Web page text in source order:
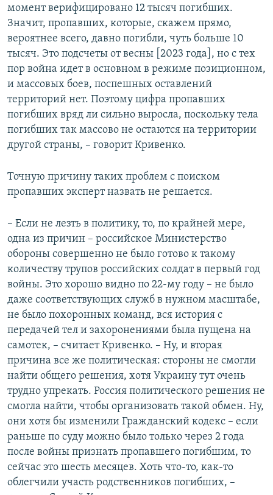
момент верифицировано 12 тысяч погибших.
Значит, пропавших, которые, скажем прямо,
вероятнее всего, давно погибли, чуть больше 10
тысяч. Это подсчеты от весны [2023 года], но с тех
пор война идет в основном в режиме позиционном,
и массовых боев, поспешных оставлений
территорий нет. Поэтому цифра пропавших
погибших вряд ли сильно выросла, поскольку тела
погибших так массово не остаются на территории
другой страны, – говорит Кривенко.
Точную причину таких проблем с поиском
пропавших эксперт назвать не решается.
– Если не лезть в политику, то, по крайней мере,
одна из причин – российское Министерство
обороны совершенно не было готово к такому
количеству трупов российских солдат в первый год
войны. Это хорошо видно по 22-му году – не было
даже соответствующих служб в нужном масштабе,
не было похоронных команд, вся история с
передачей тел и захоронениями была пущена на
самотек, – считает Кривенко. – Ну, и вторая
причина все же политическая: стороны не смогли
найти общего решения, хотя Украину тут очень
трудно упрекать. Россия политического решения не
смогла найти, чтобы организовать такой обмен. Ну,
они хотя бы изменили Гражданский кодекс – если
раньше по суду можно было только через 2 года
после войны признать пропавшего погибшим, то
сейчас это шесть месяцев. Хоть что-то, как-то
облегчили участь родственников погибших, –